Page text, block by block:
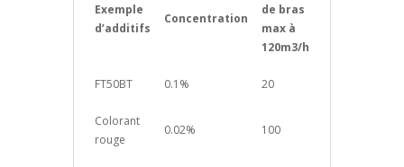
Exemple
d’additifs
Concentration
de bras
max à
120m3/h
FT50BT 0.1% 20
Colorant
rouge
0.02% 100